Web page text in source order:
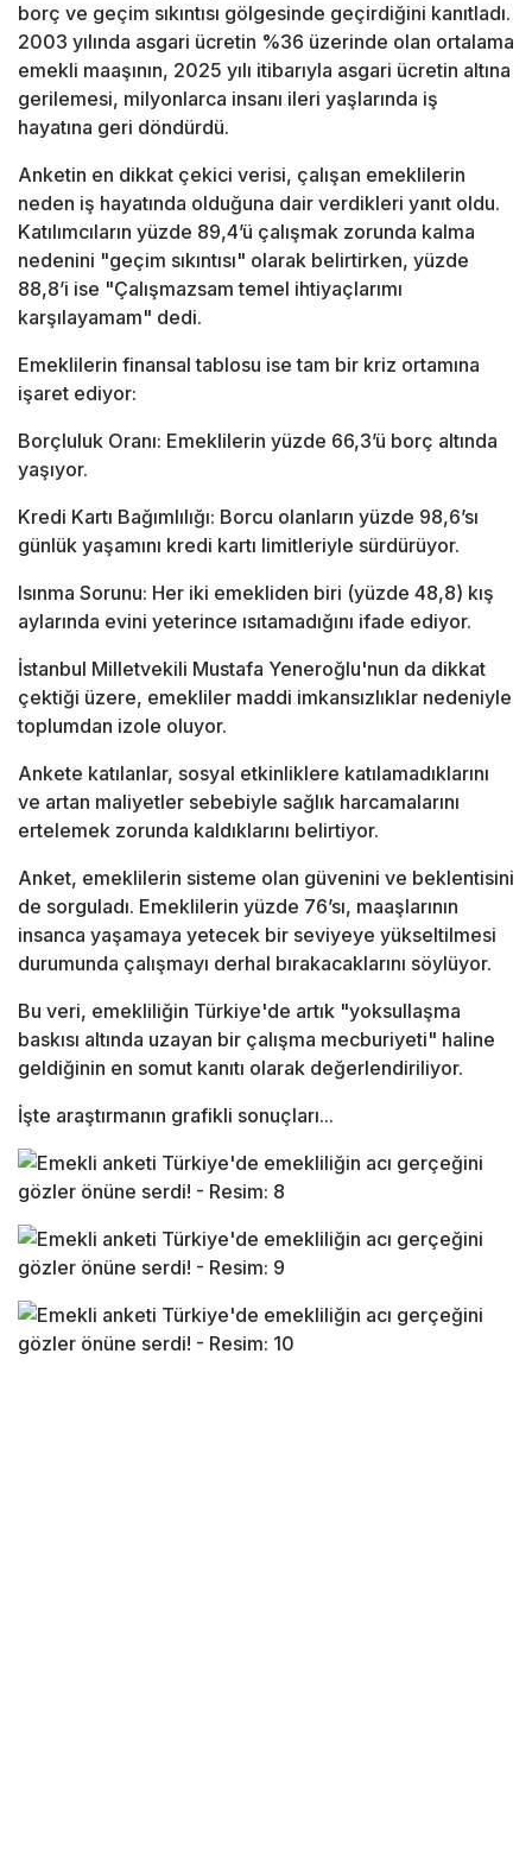
borç ve geçim sıkıntısı gölgesinde geçirdiğini kanıtladı.
2003 yılında asgari ücretin %36 üzerinde olan ortalama
emekli maaşının, 2025 yılı itibarıyla asgari ücretin altına
gerilemesi, milyonlarca insanı ileri yaşlarında iş
hayatına geri döndürdü.
Anketin en dikkat çekici verisi, çalışan emeklilerin
neden iş hayatında olduğuna dair verdikleri yanıt oldu.
Katılımcıların yüzde 89,4’ü çalışmak zorunda kalma
nedenini "geçim sıkıntısı" olarak belirtirken, yüzde
88,8’i ise "Çalışmazsam temel ihtiyaçlarımı
karşılayamam" dedi.
Emeklilerin finansal tablosu ise tam bir kriz ortamına
işaret ediyor:
Borçluluk Oranı: Emeklilerin yüzde 66,3’ü borç altında
yaşıyor.
Kredi Kartı Bağımlılığı: Borcu olanların yüzde 98,6’sı
günlük yaşamını kredi kartı limitleriyle sürdürüyor.
Isınma Sorunu: Her iki emekliden biri (yüzde 48,8) kış
aylarında evini yeterince ısıtamadığını ifade ediyor.
İstanbul Milletvekili Mustafa Yeneroğlu'nun da dikkat
çektiği üzere, emekliler maddi imkansızlıklar nedeniyle
toplumdan izole oluyor.
Ankete katılanlar, sosyal etkinliklere katılamadıklarını
ve artan maliyetler sebebiyle sağlık harcamalarını
ertelemek zorunda kaldıklarını belirtiyor.
Anket, emeklilerin sisteme olan güvenini ve beklentisini
de sorguladı. Emeklilerin yüzde 76’sı, maaşlarının
insanca yaşamaya yetecek bir seviyeye yükseltilmesi
durumunda çalışmayı derhal bırakacaklarını söylüyor.
Bu veri, emekliliğin Türkiye'de artık "yoksullaşma
baskısı altında uzayan bir çalışma mecburiyeti" haline
geldiğinin en somut kanıtı olarak değerlendiriliyor.
İşte araştırmanın grafikli sonuçları...